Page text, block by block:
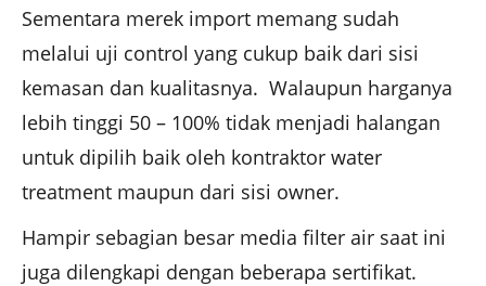
Sementara merek import memang sudah
melalui uji control yang cukup baik dari sisi
kemasan dan kualitasnya. Walaupun harganya
lebih tinggi 50 – 100% tidak menjadi halangan
untuk dipilih baik oleh kontraktor water
treatment maupun dari sisi owner.
Hampir sebagian besar media filter air saat ini
juga dilengkapi dengan beberapa sertifikat.